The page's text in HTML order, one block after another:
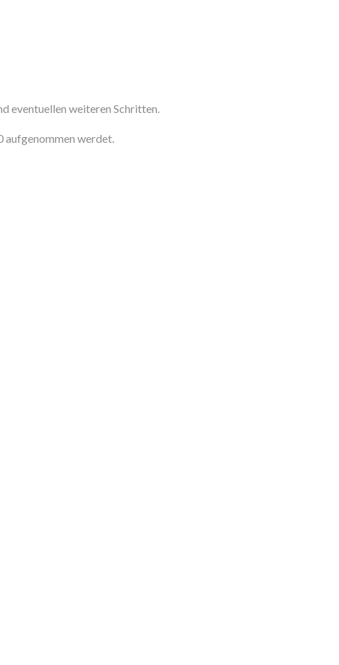
eventuellen weiteren Schritten.
aufgenommen werdet.